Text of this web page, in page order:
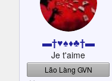
▬†♥♠♦♣†▬
Je t'aime
Lão Làng GVN